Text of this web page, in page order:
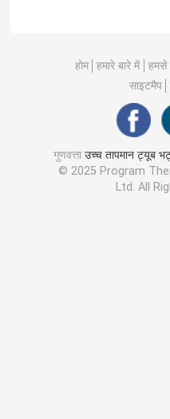
होम हमारे बारे में हमसे
साइटमैप
गुणवत्ता उच्च तापमान ट्यूब
© 2025 Program
Ltd. All